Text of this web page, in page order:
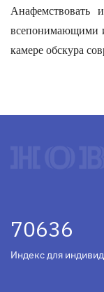
Анафемствовать
всепонимающими
камере обскура
70636
Индекс для